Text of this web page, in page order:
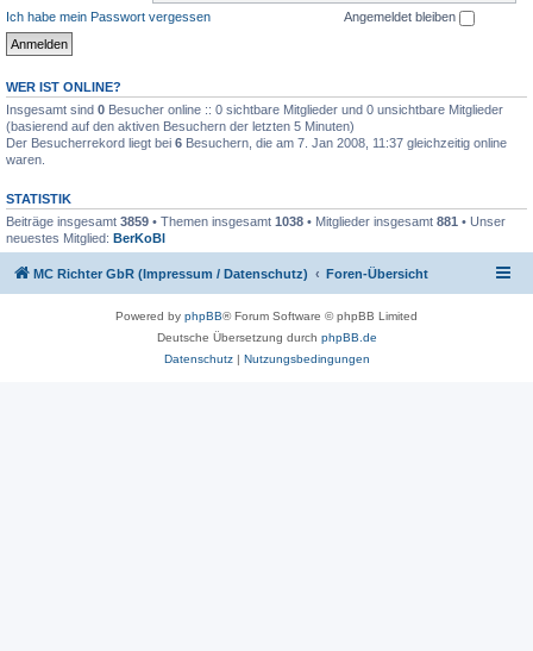
Ich habe mein Passwort vergessen
Angemeldet bleiben
WER IST ONLINE?
Insgesamt sind 0 Besucher online :: 0 sichtbare Mitglieder und 0 unsichtbare Mitglieder
(basierend auf den aktiven Besuchern der letzten 5 Minuten)
Der Besucherrekord liegt bei 6 Besuchern, die am 7. Jan 2008, 11:37 gleichzeitig online
waren.
STATISTIK
Beiträge insgesamt 3859 • Themen insgesamt 1038 • Mitglieder insgesamt 881 • Unser
neuestes Mitglied: BerKoBl
MC Richter GbR (Impressum / Datenschutz) Foren-Übersicht
Powered by phpBB® Forum Software © phpBB Limited
Deutsche Übersetzung durch phpBB.de
Datenschutz| Nutzungsbedingungen